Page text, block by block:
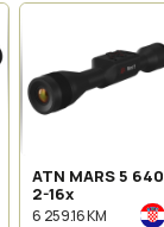
ATN MARS 5 640
2-16x
6 259.16 KM